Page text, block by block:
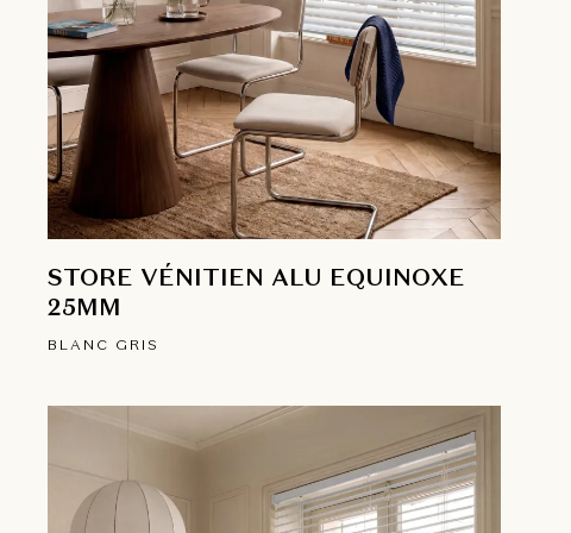
STORE VÉNITIEN ALU EQUINOXE
25MM
BLANC GRIS